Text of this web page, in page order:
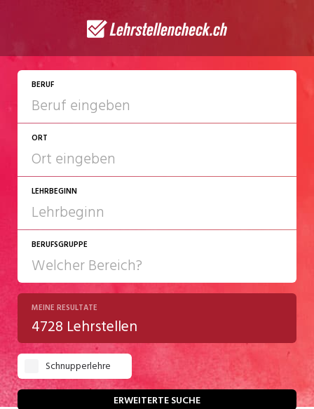
BERUF
ORT
LEHRBEGINN
2027
2028
BERUFSGRUPPE
Chemie/Pharma
Gastgewerbe
Gesundheit/Pflege/Soziales
Handwerk/Technik
MEINE RESULTATE
4728 Lehrstellen
Schnupperlehre
ERWEITERTE SUCHE